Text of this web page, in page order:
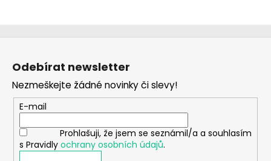
Z
Odebírat newsletter
Nezmeškejte žádné novinky či slevy!
E-mail
Prohlašuji, že jsem se seznámil/a a souhlasím
s Pravidly ochrany osobních údajů.